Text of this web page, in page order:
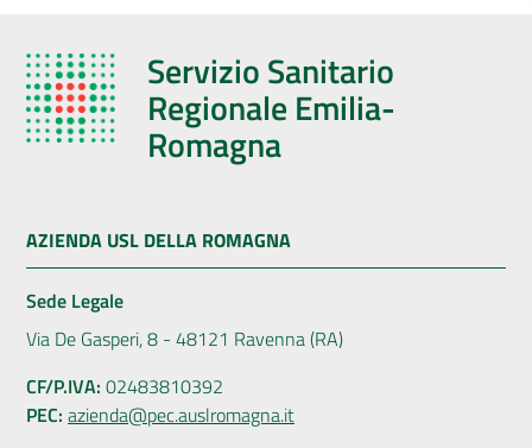
Servizio Sanitario
Regionale Emilia-
Romagna
AZIENDA USL DELLA ROMAGNA
Sede Legale
Via De Gasperi, 8 - 48121 Ravenna (RA)
CF/P.IVA: 02483810392
PEC: azienda@pec.auslromagna.it